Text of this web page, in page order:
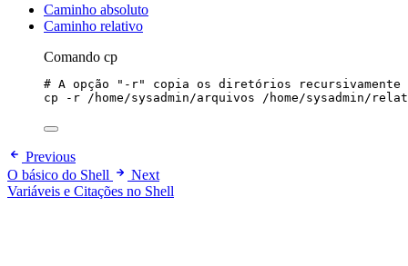
Caminho absoluto
Caminho relativo
Comando cp
# A opção "-r" copia os diretórios recursivamente
cp
-r /home/sysadmin/arquivos /home/sysadmin/
Previous
O básico do Shell
Next
Variáveis e Citações no Shell